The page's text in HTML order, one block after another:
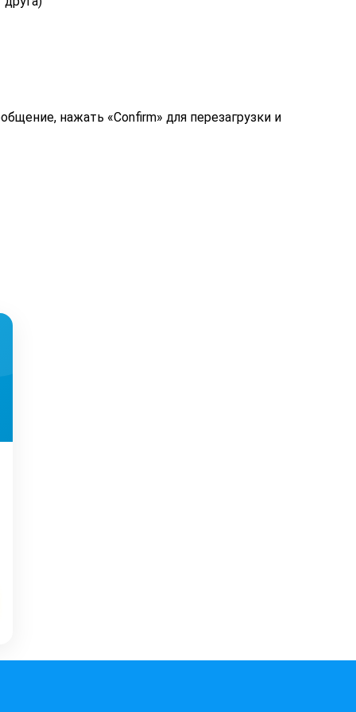
нажать «Confirm» для перезагрузки и